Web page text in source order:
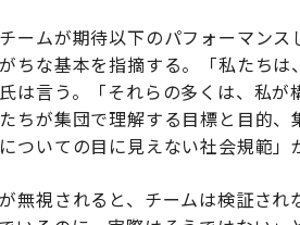
ームが期待以下のパフォーマン
ちな基本を指摘する。「私たち
は言う。「それらの多くは、私
ちが集団で理解する目標と目的
ついての目に見えない社会規範」
無視されると、チームは検証さ